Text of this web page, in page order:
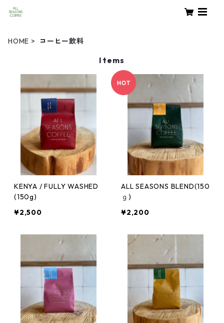
HOME コーヒー飲料
Items
KENYA / FULLY WASHED
(150g)
¥2,500
ALL SEASONS BLEND(150
ｇ)
¥2,200